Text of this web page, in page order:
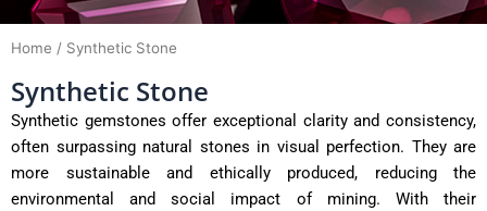
Home / Synthetic Stone
Synthetic Stone
Synthetic gemstones offer exceptional clarity and consistency,
often surpassing natural stones in visual perfection. They are
more sustainable and ethically produced, reducing the
environmental and social impact of mining. With their